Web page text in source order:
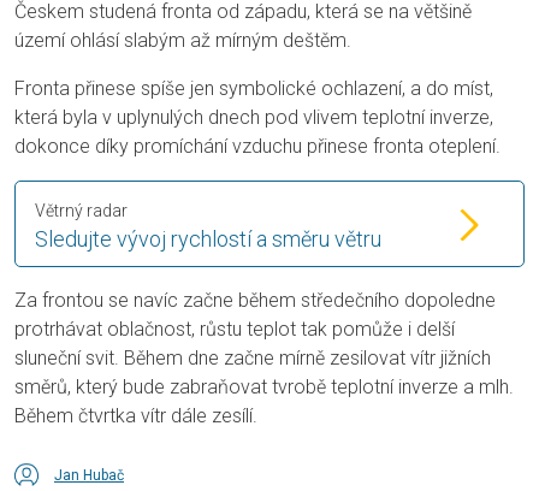
Českem studená fronta od západu, která se na většině
území ohlásí slabým až mírným deštěm.
Fronta přinese spíše jen symbolické ochlazení, a do míst,
která byla v uplynulých dnech pod vlivem teplotní inverze,
dokonce díky promíchání vzduchu přinese fronta oteplení.
Sledujte vývoj rychlostí a směru větru
Větrný radar
Za frontou se navíc začne během středečního dopoledne
protrhávat oblačnost, růstu teplot tak pomůže i delší
sluneční svit. Během dne začne mírně zesilovat vítr jižních
směrů, který bude zabraňovat tvrobě teplotní inverze a mlh.
Během čtvrtka vítr dále zesílí.
Jan Hubač